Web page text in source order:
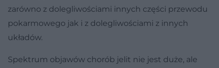
zarówno z dolegliwościami innych części przewodu
pokarmowego jak i z dolegliwościami z innych
układów.
Spektrum objawów chorób jelit nie jest duże, ale